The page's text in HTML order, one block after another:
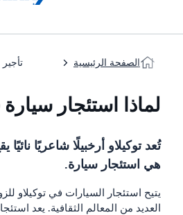
الصفحة الرئيسية تأجير
لماذا استئجار
تُعد توكيلاو أرخبيلًا شاعريًا
هي استئجار سيارة.
يتيح استئجار السيارات في توكيلاو
العديد من المعالم الثقافية. يعد